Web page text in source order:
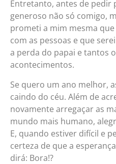
Entretanto, antes de pedir
generoso não só comigo,
prometi a mim mesma
com as pessoas e que
a perda do papai e tantos
acontecimentos.
Se quero um ano melhor,
caindo do céu. Além de
novamente arregaçar as
mundo mais humano,
E, quando estiver difícil e
certeza de que a
dirá: Bora!?